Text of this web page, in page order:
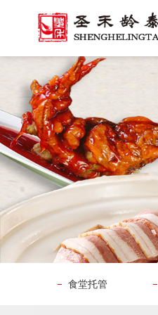
食堂托管